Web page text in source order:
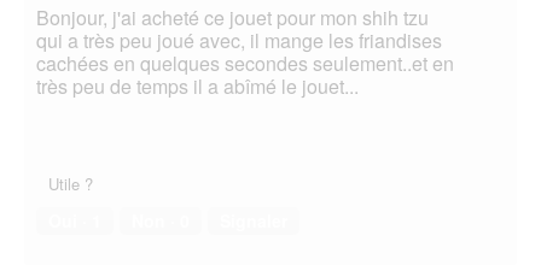
Bonjour, j'ai acheté ce jouet pour mon shih tzu
qui a très peu joué avec, il mange les friandises
cachées en quelques secondes seulement..et en
très peu de temps il a abîmé le jouet...
Utile ?